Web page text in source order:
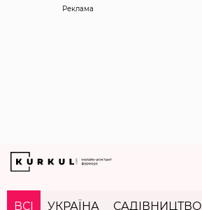
Реклама
ВСІ УКРАЇНА САДІВНИЦТВО